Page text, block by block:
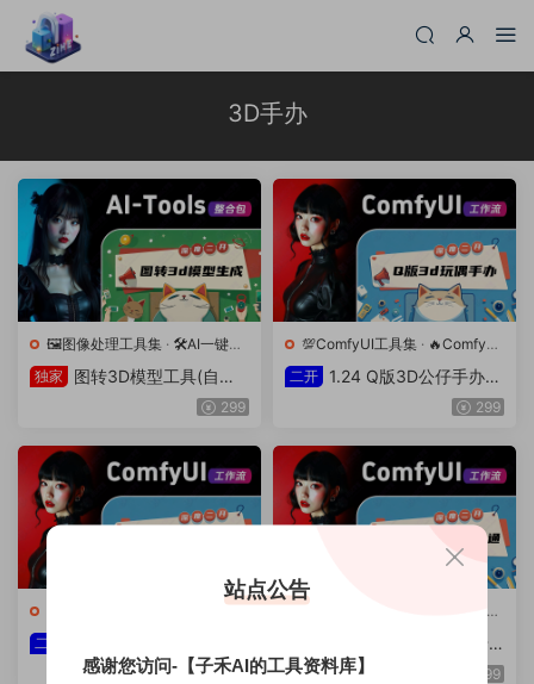
3D手办
🖼️图像处理工具集 · 🛠️AI一键整
合包
独家
图转3D模型工具(自主
二开)极致修复快速生成
299
💯ComfyUI工具集 · 🔥ComfyUI
工作流
二开
1.24 Q版3D公仔手办玩
299
二开
流（自主二开）
199
🔥ComfyUI
1.20 人物场景转3D卡
通工作流（自主二开）
199
站点公告
感谢您访问-【子禾AI的工具资料库】